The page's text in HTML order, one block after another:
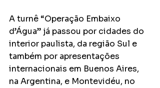
A turnê “Operação Embaixo
d’Água” já passou por cidades do
interior paulista, da região Sul e
também por apresentações
internacionais em Buenos Aires,
na Argentina, e Montevidéu, no